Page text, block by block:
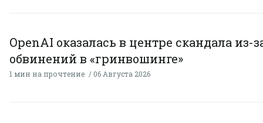
OpenAI оказалась в центре скандала из-
обвинений в «гринвошинге»
1 мин на прочтение 06 Августа 2026